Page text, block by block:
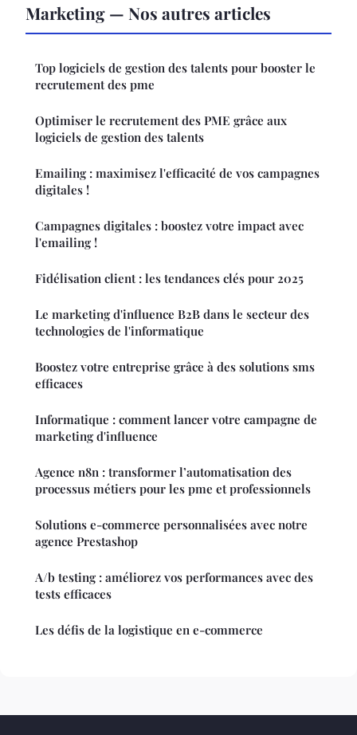
Marketing — Nos autres articles
Top logiciels de gestion des talents pour booster le
recrutement des pme
Optimiser le recrutement des PME grâce aux
logiciels de gestion des talents
Emailing : maximisez l'efficacité de vos campagnes
digitales !
Campagnes digitales : boostez votre impact avec
l'emailing !
Fidélisation client : les tendances clés pour 2025
Le marketing d'influence B2B dans le secteur des
technologies de l'informatique
Boostez votre entreprise grâce à des solutions sms
efficaces
Informatique : comment lancer votre campagne de
marketing d'influence
Agence n8n : transformer l’automatisation des
processus métiers pour les pme et professionnels
Solutions e-commerce personnalisées avec notre
agence Prestashop
A/b testing : améliorez vos performances avec des
tests efficaces
Les défis de la logistique en e-commerce